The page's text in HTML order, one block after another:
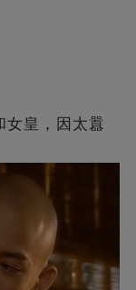
女皇，因太囂